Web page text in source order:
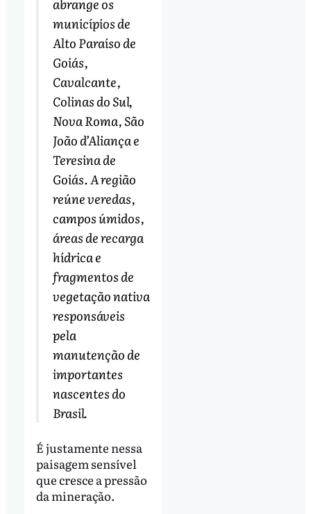
abrange os
municípios de
Alto Paraíso de
Goiás,
Cavalcante,
Colinas do Sul,
Nova Roma, São
João d’Aliança e
Teresina de
Goiás. A região
reúne veredas,
campos úmidos,
áreas de recarga
hídrica e
fragmentos de
vegetação nativa
responsáveis
pela
manutenção de
importantes
nascentes do
Brasil.
É justamente nessa
paisagem sensível
que cresce a pressão
da mineração.